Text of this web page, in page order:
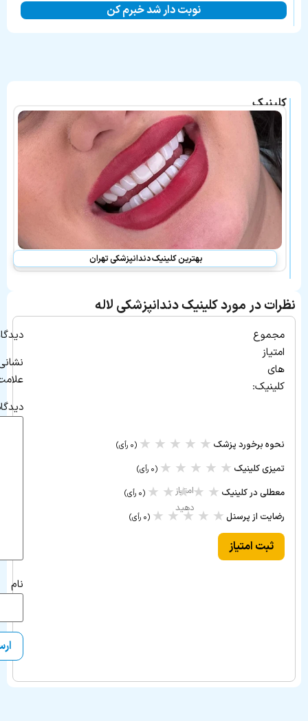
نوبت دار شد خبرم کن
کلینیک
دندانپزشکی
لاله
در
لیست
بهترین
کلینیک
های
معرفی
شده
باشد:
بهترین کلینیک دندانپزشکی تهران
نظرات در مورد کلینیک دندانپزشکی لاله
مجموع
امتیاز
های
کلینیک:
امتیاز
دهید
نحوه برخورد پزشک ★
★
★
★
★ (۰ رأی)
تمیزی کلینیک ★
★
★
★
★ (۰ رأی)
معطلی در کلینیک ★
★
★
★
★ (۰ رأی)
رضایت از پرسنل ★
★
★
★
★ (۰ رأی)
ثبت امتیاز
نام